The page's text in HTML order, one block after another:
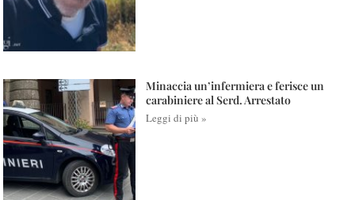
Minaccia un’infermiera e ferisce un
carabiniere al Serd. Arrestato
Leggi di più »